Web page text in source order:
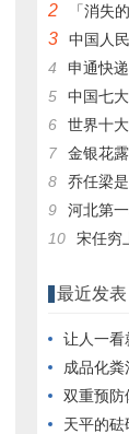
2 「消失的夫妻
3
中国人
4
申通快
5
中国七大军
6
世界十大篮球
7
金银花
8
乔任梁是赵薇害的，
9
河北第
10
宋任穷
最近发表
让人一看
成品化
双重预防
天平的